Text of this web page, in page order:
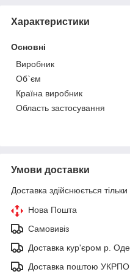
Характеристики
Основні
Виробник
Об`єм
Країна виробник
Область застосування
Умови доставки
Доставка здійснюється
Нова Пошта
Самовивіз
Доставка кур'єром р.
Доставка поштою